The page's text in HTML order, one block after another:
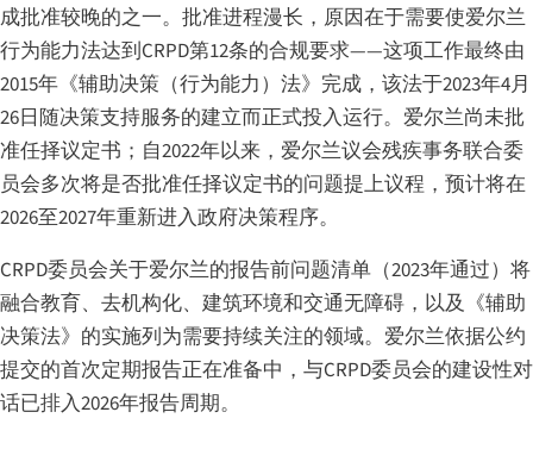
成批准较晚的之一。批准进程漫长，原因在于需要使爱尔兰
行为能力法达到CRPD第12条的合规要求——这项工作最终由
2015年《辅助决策（行为能力）法》完成，该法于2023年4月
26日随决策支持服务的建立而正式投入运行。爱尔兰尚未批
准任择议定书；自2022年以来，爱尔兰议会残疾事务联合委
员会多次将是否批准任择议定书的问题提上议程，预计将在
2026至2027年重新进入政府决策程序。
CRPD委员会关于爱尔兰的报告前问题清单（2023年通过）将
融合教育、去机构化、建筑环境和交通无障碍，以及《辅助
决策法》的实施列为需要持续关注的领域。爱尔兰依据公约
提交的首次定期报告正在准备中，与CRPD委员会的建设性对
话已排入2026年报告周期。